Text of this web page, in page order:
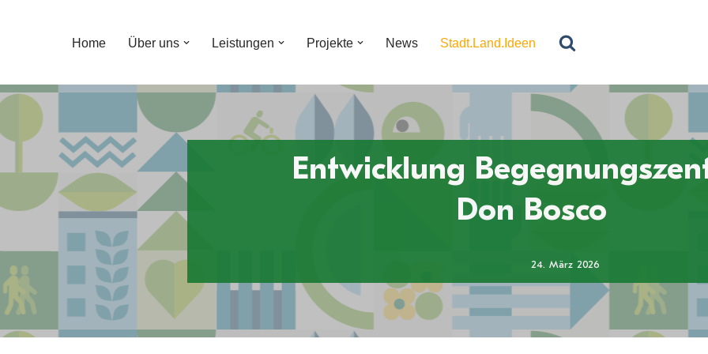
Home Über uns Leistungen Projekte News Stadt.Land.Ideen
Entwicklung
Don Bosco
24. März 2026